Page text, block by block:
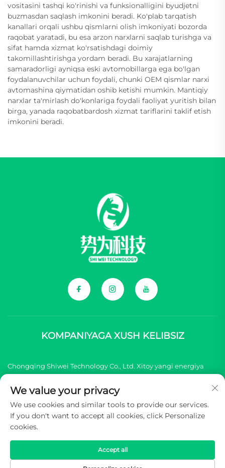
vositasini tashqi ko'rinishi va funksionalligini byudjetni
buzmasdan saqlash imkonini beradi. Ko'plab tarqatish
kanallari orqali ushbu qismlarni olish imkoniyati bozorda
raqobat yaratadi, bu esa arzon narxlarni saqlab turishga va
sifat hamda xizmat ko'rsatishdagi doimiy
takomillashtirishga yordam beradi. Bu xarajatlarning
samaradorligi ayniqsa eski avtomobillarga ega bo'lgan
foydalanuvchilar uchun foydali, chunki OEM qismlar narxi
avtomashina qiymatidan oshib ketishi mumkin. Mantiqiy
narxlar ta'mirlash do'konlariga foydali faoliyat yuritish bilan
birga, yanada raqobatbardosh xizmat tariflarini taklif etish
imkonini beradi.
KOMPANIYAGA XUSH KELIBSIZ
Chongqing Shiwei Technology Co., Ltd. Xitoy yangi energiya
komponentlarni taqdim etish bilan shug'illanadi.
Mualliflik huquqi © 2025 Chongqing Shiwei Texnologiya
We value your privacy
We use cookies and similar tools to provide our services.
If you don't want to accept all cookies, click Personalize
cookies.
Accept all